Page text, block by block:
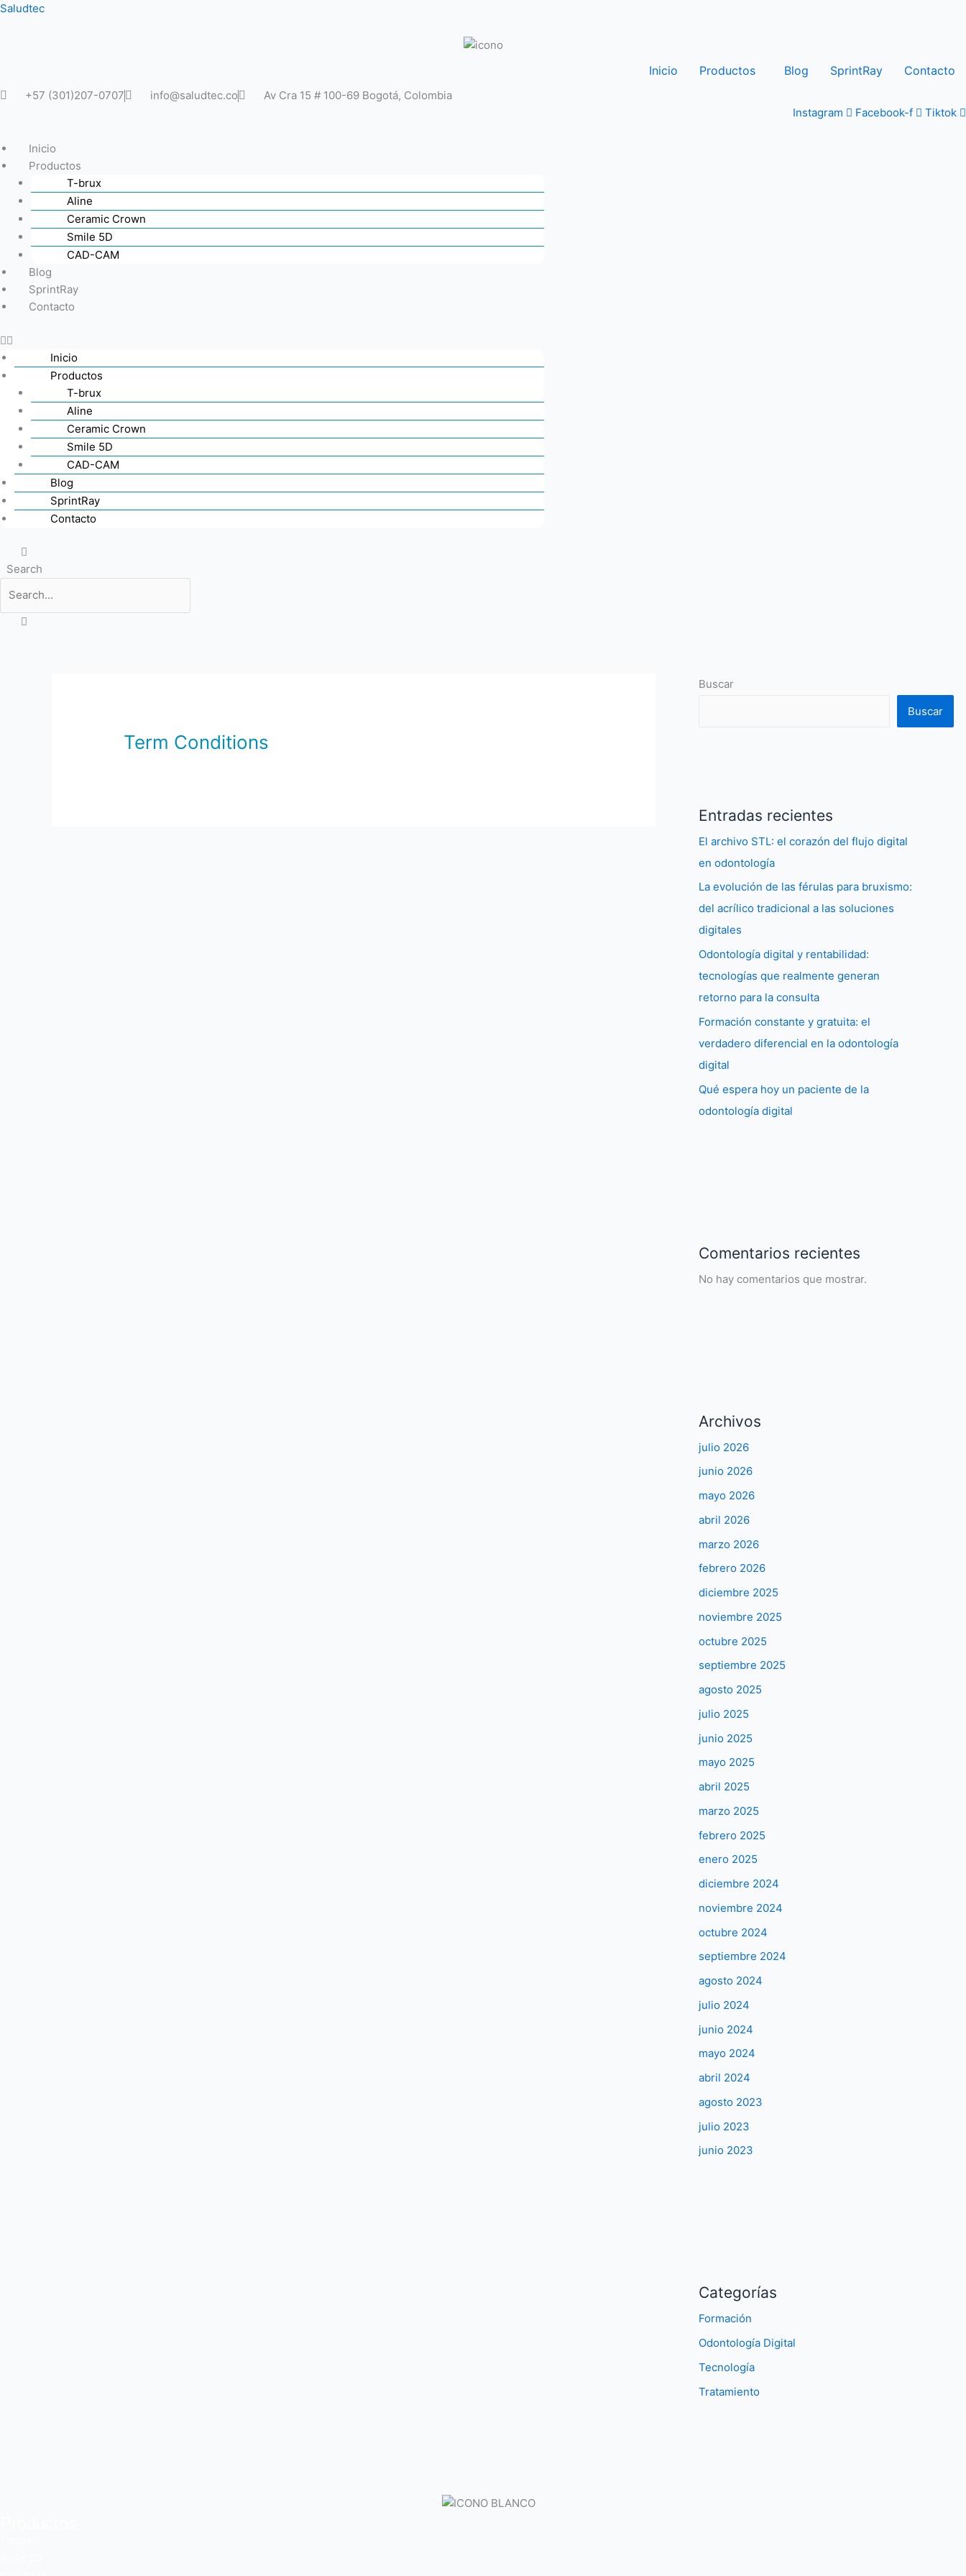
Ir
Saludtec
Inicio Productos Blog SprintRay Contacto
+57 (301)207-0707 info@saludtec.co
Av Cra 15 # 100-69 Bogotá, Colombia
Instagram
Facebook-f Tiktok
Inicio
Productos
T-brux
Aline
Ceramic Crown
Smile 5D
CAD-CAM
Blog
SprintRay
Contacto
Inicio
Productos
T-brux
Aline
Ceramic Crown
Smile 5D
CAD-CAM
Blog
SprintRay
Contacto
Search
Term Conditions
Buscar
Buscar
Entradas recientes
El archivo STL: el corazón del flujo digital
en odontología
La evolución de las férulas para bruxismo:
del acrílico tradicional a las soluciones
digitales
Odontología digital y rentabilidad:
tecnologías que realmente generan
retorno para la consulta
Formación constante y gratuita: el
verdadero diferencial en la odontología
digital
Qué espera hoy un paciente de la
odontología digital
Comentarios recientes
No hay comentarios que mostrar.
Archivos
julio 2026
junio 2026
mayo 2026
abril 2026
marzo 2026
febrero 2026
diciembre 2025
noviembre 2025
octubre 2025
septiembre 2025
agosto 2025
julio 2025
junio 2025
mayo 2025
abril 2025
marzo 2025
febrero 2025
enero 2025
diciembre 2024
noviembre 2024
octubre 2024
septiembre 2024
agosto 2024
julio 2024
junio 2024
mayo 2024
abril 2024
agosto 2023
julio 2023
junio 2023
Categorías
Formación
Odontología Digital
Tecnología
Tratamiento